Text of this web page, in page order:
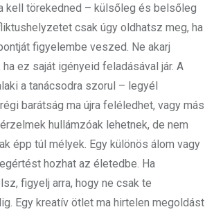
kell törekedned – külsőleg és belsőleg
csak úgy oldhatsz meg, ha
figyelembe veszed. Ne akarj
ez saját igényeid feladásával jár. A
a tanácsodra szorul – legyél
barátság ma újra feléledhet, vagy más
hullámzóak lehetnek, de nem
épp túl mélyek. Egy különös álom vagy
hozhat az életedbe. Ha
figyelj arra, hogy ne csak te
Egy kreatív ötlet ma hirtelen megoldást